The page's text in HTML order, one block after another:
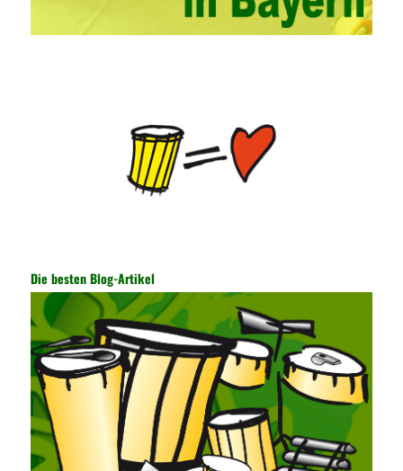
continuously strengthen the exchanges between teachers and
students and management personnel to promote common
of the data. In this process, the encryption key can hide the data
information, and other settings can be made. The main purpose
is to ensure the security of the data. The security function of the
encryption key has become a very important part of the security
Audit Implementation System (AO) has played a huge role in
auditing. It provides a large number of transformation templates
for easy collection and conversion of financial data and business
data. At the same time, the database technology also plays a
300-135 Online Exam Practicerole in the collection and
conversion. Using the import and export functions and backup
functions of various databases such as SQL Server, ACCESS,
EXCEL, DBASE, and ORACLE, the conversion of the data
format has met the auditing needs of auditors. Data collection is
realized through a user-defined data source. After the user uses
the data source (ODBC) in the operating system to establish a
Die besten Blog-Artikel